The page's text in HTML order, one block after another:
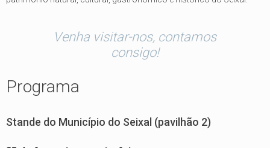
Venha visitar-nos, contamos
consigo!
Programa
Stande do Município do Seixal (pavilhão 2)